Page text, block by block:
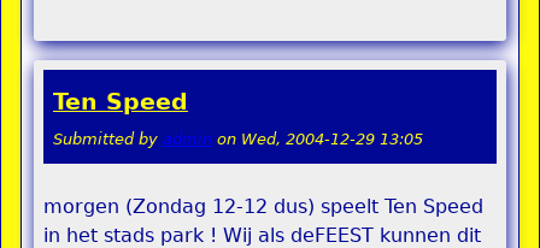
Ten Speed
Submitted by admin on Wed, 2004-12-29 13:05
morgen (Zondag 12-12 dus) speelt Ten Speed
in het stads park ! Wij als deFEEST kunnen dit